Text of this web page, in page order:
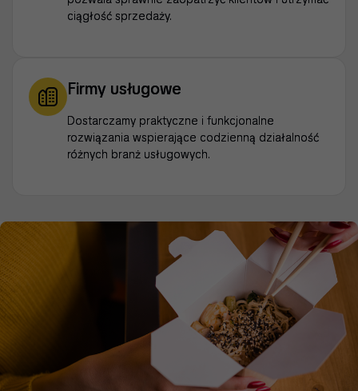
ciągłość sprzedaży.
Firmy usługowe
Dostarczamy praktyczne i funkcjonalne
rozwiązania wspierające codzienną działalność
różnych branż usługowych.